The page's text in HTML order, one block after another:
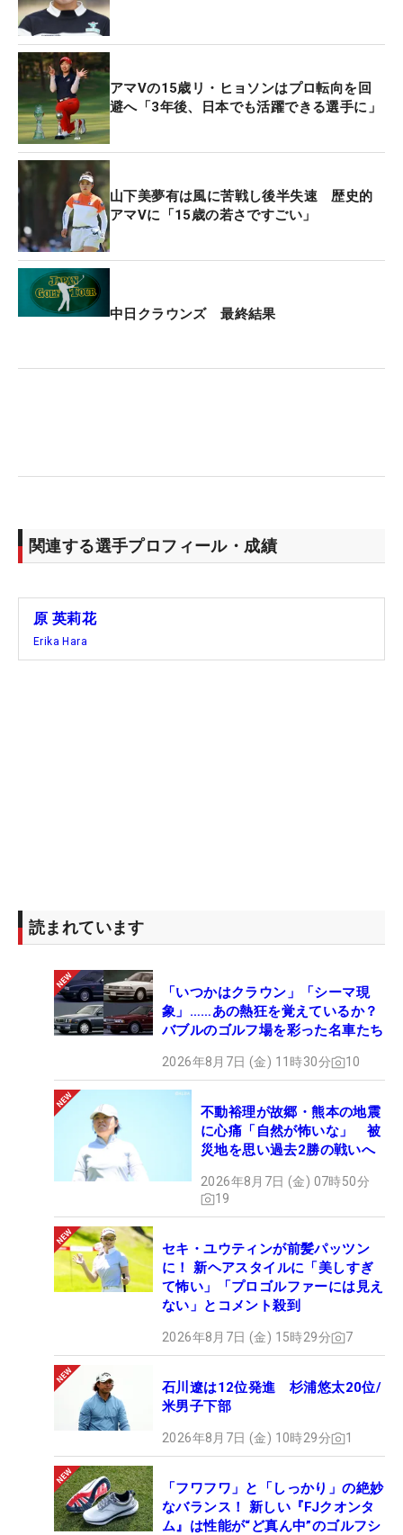
昨年の韓国ツアー賞金女王で、最後は逆転される形
になった21歳のイ・イェウォンは、「年齢差もある
し、一緒にプレーしたことはないですが」と前置き
しながらも、「風の計算や攻略法が上手かったんだ
と思う」と母国の“後輩”を称えた。
自身はその風に苦しみ「76」と失速しただけに、そ
の印象は強い。「アマチュア選手のなかではトップ
レベルというのは知っています」とも話したが、こ
の優勝でさらに注目度も増すことになるはずだ。
韓国のトップアマとして活躍するヒョソンにとって
も、「自分の人生のなかで優勝は何度かしているけ
一時はトップに並びながら「74」と苦しみ、トータ
ル5アンダーの4位タイに終わった日本の年間女王・
んだ。近い将来、強力なライバルとして、再び優勝
アマVの15歳リ・ヒョソンはプロ転向を回
避へ「3年後、日本でも活躍できる選手に」
山下美夢有は風に苦戦し後半失速 歴史的
アマVに「15歳の若さですごい」
中日クラウンズ 最終結果
関連する選手プロフィール・成績
原 英莉花
Erika Hara
読まれています
「いつかはクラウン」「シーマ現
象」……あの熱狂を覚えているか？
バブルのゴルフ場を彩った名車たち
2026年8月7日 (金) 11時30分 10
不動裕理が故郷・熊本の地震
に心痛「自然が怖いな」 被
災地を思い過去2勝の戦いへ
2026年8月7日 (金) 07時50分
19
セキ・ユウティンが前髪パッツン
に！ 新ヘアスタイルに「美しすぎ
て怖い」「プロゴルファーには見え
ない」とコメント殺到
2026年8月7日 (金) 15時29分 7
石川遼は12位発進 杉浦悠太20位/
米男子下部
2026年8月7日 (金) 10時29分 1
「フワフワ」と「しっかり」の絶妙
なバランス！ 新しい『FJクオンタ
ム』は性能が“ど真ん中”のゴルフシ